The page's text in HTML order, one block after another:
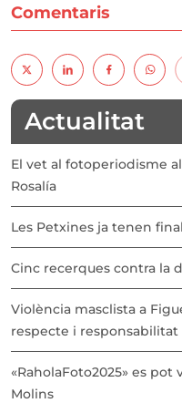
Comentaris
Actualitat
El vet al fotoperiodisme
Rosalía
Les Petxines ja tenen
Cinc recerques contra la
Violència masclista a
respecte i responsabilitat
«RaholaFoto2025» es pot
Molins